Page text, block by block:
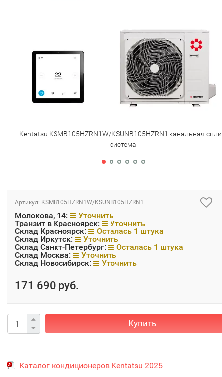
Kentatsu KSMB105HZRN1W/KSUNB105HZRN1 канальная
система
Артикул: KSMB105HZRN1W/KSUNB105HZRN1
Молокова, 14:
Уточнить
Транзит в Красноярск:
Уточнить
Склад Красноярск:
Осталась 1 штука
Склад Иркутск:
Уточнить
Склад Санкт-Петербург:
Осталась 1 штука
Склад Москва:
Уточнить
Склад Новосибирск:
Уточнить
171 690 руб.
Купить
Каталог кондиционеров Kentatsu 2025